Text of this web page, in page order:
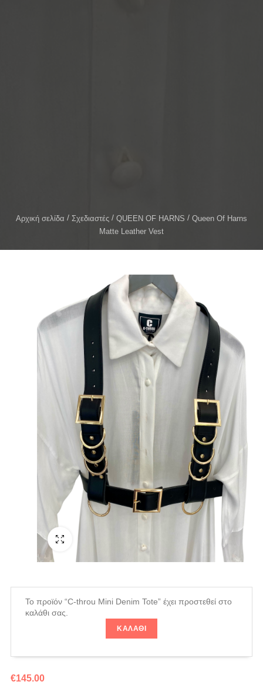
Αρχική σελίδα Σχεδιαστές QUEEN OF HARNS
Queen Of Harns
Matte Leather Vest
Fullscreen
Το προϊόν “C-throu Mini Denim Tote” έχει προστεθεί στο
καλάθι σας.
ΚΑΛΆΘΙ
€145.00